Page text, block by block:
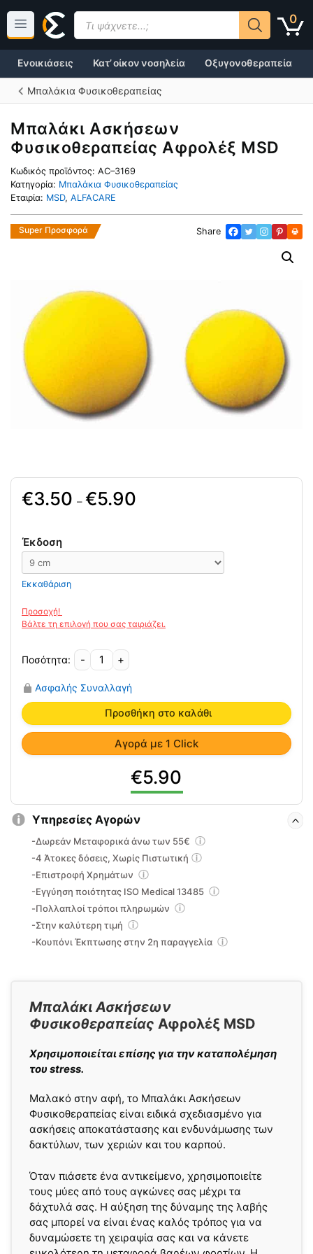
περιεχόμενο
0
Products
search
Κατ’ οίκον νοσηλεία Οξυγονοθεραπεία
Ενοικιάσεις
Μπαλάκια Φυσικοθεραπείας
Μπαλάκι Ασκήσεων
Φυσικοθεραπείας Αφρολέξ MSD
Κωδικός προϊόντος: AC–3169
Κατηγορία: Μπαλάκια Φυσικοθεραπείας
Εταιρία: MSD, ALFACARE
Share
Μπαλάκι Ασκήσεων
Φυσικοθεραπείας Αφρολέξ MSD
Χρησιμοποιείται επίσης για την καταπολέμηση
του stress.
Μαλακό στην αφή, το Μπαλάκι Ασκήσεων
Φυσικοθεραπείας είναι ειδικά σχεδιασμένο για
ασκήσεις αποκατάστασης και ενδυνάμωσης των
δακτύλων, των χεριών και του καρπού.
Όταν πιάσετε ένα αντικείμενο, χρησιμοποιείτε
τους μύες από τους αγκώνες σας μέχρι τα
δάχτυλά σας. Η αύξηση της δύναμης της λαβής
σας μπορεί να είναι ένας καλός τρόπος για να
δυναμώσετε τη χειραψία σας και να κάνετε
Super Προσφορά
3.50 – 5.90
Έκδοση
Εκκαθάριση
5.90
Αγορά με 1 Click
-
Μπαλάκι
Ασκήσεων
Φυσικοθεραπείας
Αφρολέξ
MSD
ποσότητα
+
Ασφαλής Συναλλαγή
Προσθήκη στο καλάθι
Υπηρεσίες Αγορών
-Δωρεάν Μεταφορικά άνω των 55€
-4 Άτοκες δόσεις, Χωρίς Πιστωτική
-Επιστροφή Χρημάτων
-Εγγύηση ποιότητας ISO Medical 13485
-Πολλαπλοί τρόποι πληρωμών
-Στην καλύτερη τιμή
-Κουπόνι Έκπτωσης στην 2η παραγγελία